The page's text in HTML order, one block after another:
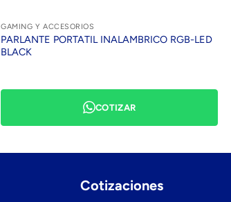
GAMING Y ACCESORIOS
PARLANTE PORTATIL INALAMBRICO RGB-LED
BLACK
COTIZAR
Cotizaciones